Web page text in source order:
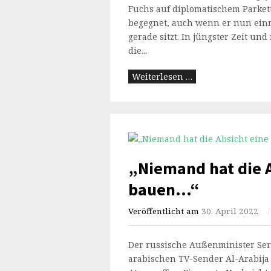
Fuchs auf diplomatischem
begegnet, auch wenn er nun
gerade sitzt. In jüngster Zeit
die...
Weiterlesen …
„Niemand hat die
bauen…“
Veröffentlicht am 30. April 2022 /
Der russische Außenminister
arabischen TV-Sender Al-